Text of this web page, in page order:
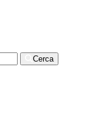
Cerca